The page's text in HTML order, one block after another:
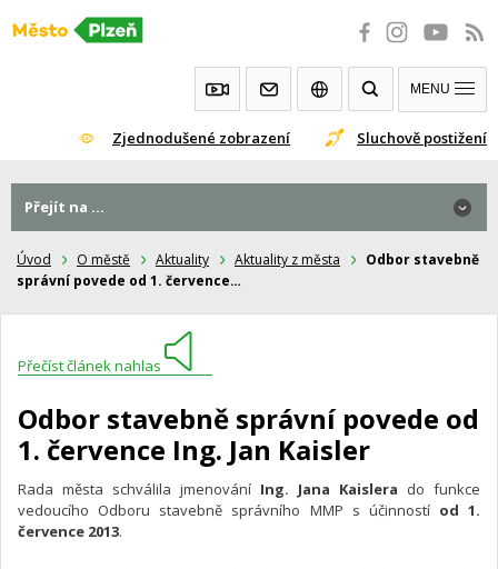
Přeskočit
Zjednodušené zobrazení Sluchově postižení
MENU
Úvod O městě Aktuality Aktuality z města
Odbor stavebně
správní povede od 1. července…
Přečíst článek nahlas
Odbor stavebně správní povede od
1. července Ing. Jan Kaisler
Rada města schválila jmenování Ing. Jana Kaislera do funkce
vedoucího Odboru stavebně správního MMP s účinností od 1.
července 2013.
Přejít na ...